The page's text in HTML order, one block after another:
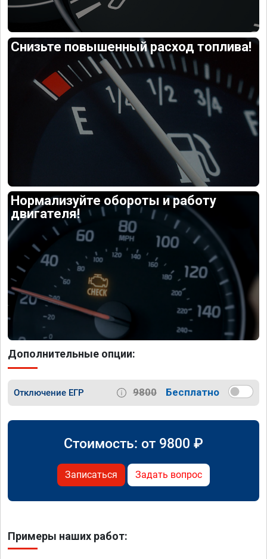
Снизьте повышенный расход топлива!
Нормализуйте обороты и работу
двигателя!
Дополнительные опции:
Отключение ЕГР 9800 Бесплатно
Стоимость: от 9800 ₽
Записаться Задать вопрос
Примеры наших работ: